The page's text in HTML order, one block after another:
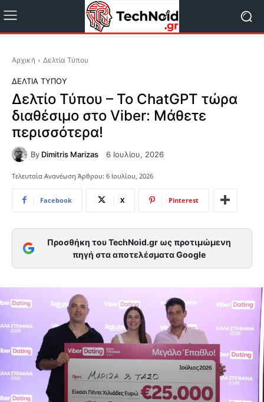
Αρχική Δελτία Τύπου
ΔΕΛΤΊΑ ΤΎΠΟΥ
Δελτίο Τύπου – Το ChatGPT τώρα
διαθέσιμο στο Viber: Μάθετε
περισσότερα!
By Dimitris Marizas 6 Ιουλίου, 2026
Τελευταία Ανανέωση Άρθρου: 6 Ιουλίου, 2026
Facebook X Pinterest
Προσθήκη του TechNoid.gr ως προτιμώμενη
πηγή στα αποτελέσματα Google